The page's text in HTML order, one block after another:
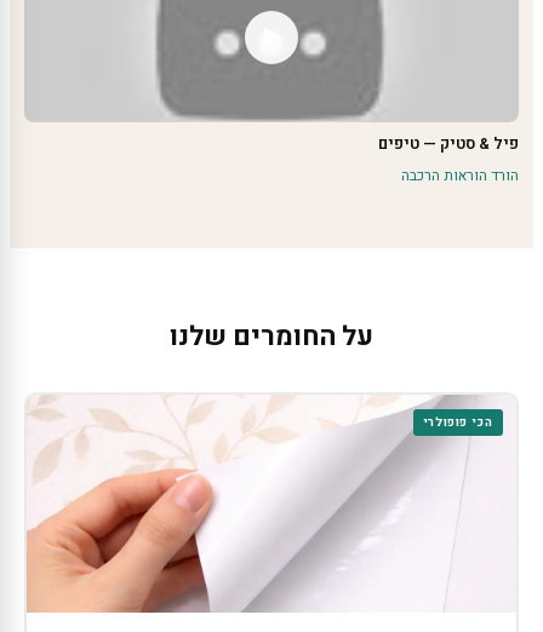
פיל & סטיק — טיפים
הורד הוראות הרכבה
על החומרים שלנו
הכי פופולרי